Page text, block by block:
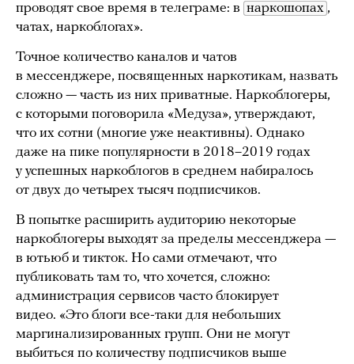
проводят свое время в телеграме: в наркошопах ,
чатах, наркоблогах».
Точное количество каналов и чатов
в мессенджере, посвященных наркотикам, назвать
сложно — часть из них приватные. Наркоблогеры,
с которыми поговорила «Медуза», утверждают,
что их сотни (многие уже неактивны). Однако
даже на пике популярности в 2018–2019 годах
у успешных наркоблогов в среднем набиралось
от двух до четырех тысяч подписчиков.
В попытке расширить аудиторию некоторые
наркоблогеры выходят за пределы мессенджера —
в ютьюб и тикток. Но сами отмечают, что
публиковать там то, что хочется, сложно:
администрация сервисов часто блокирует
видео. «Это блоги все-таки для небольших
маргинализированных групп. Они не могут
выбиться по количеству подписчиков выше